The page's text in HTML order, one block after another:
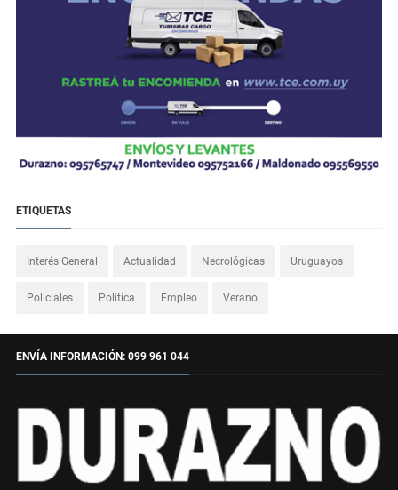
ETIQUETAS
Interés General Actualidad Necrológicas Uruguayos
Policiales Política Empleo Verano
ENVÍA INFORMACIÓN: 099 961 044